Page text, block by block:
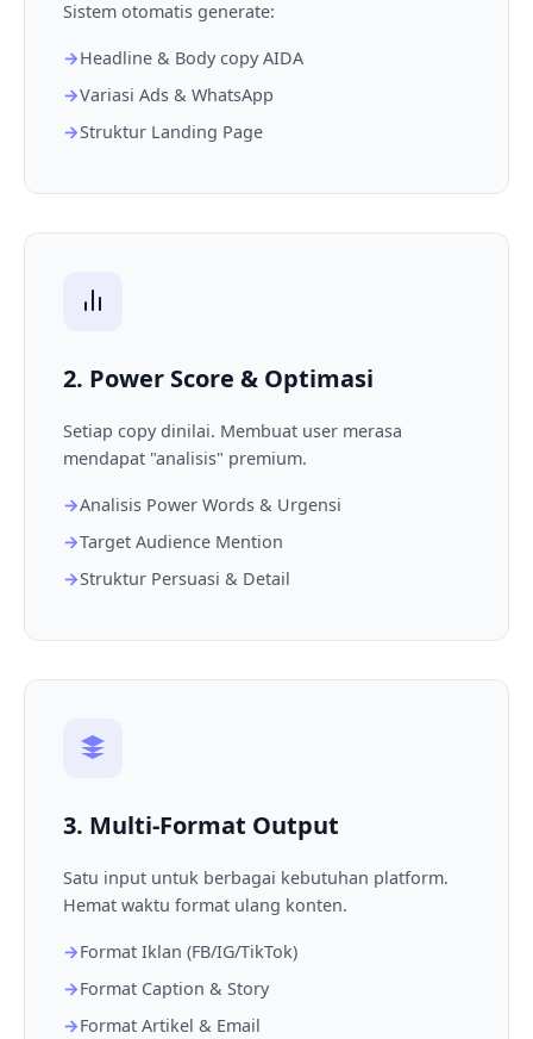
Sistem otomatis generate:
Headline & Body copy AIDA
Variasi Ads & WhatsApp
Struktur Landing Page
2. Power Score & Optimasi
Setiap copy dinilai. Membuat user merasa
mendapat "analisis" premium.
Analisis Power Words & Urgensi
Target Audience Mention
Struktur Persuasi & Detail
3. Multi-Format Output
Satu input untuk berbagai kebutuhan platform.
Hemat waktu format ulang konten.
Format Iklan (FB/IG/TikTok)
Format Caption & Story
Format Artikel & Email